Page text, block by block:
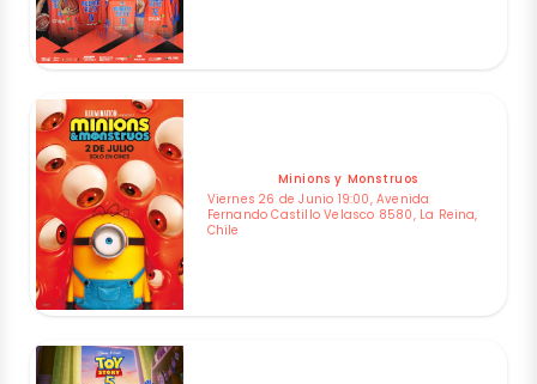
Minions y Monstruos
Viernes 26 de Junio 19:00, Avenida
Fernando Castillo Velasco 8580, La Reina,
Chile